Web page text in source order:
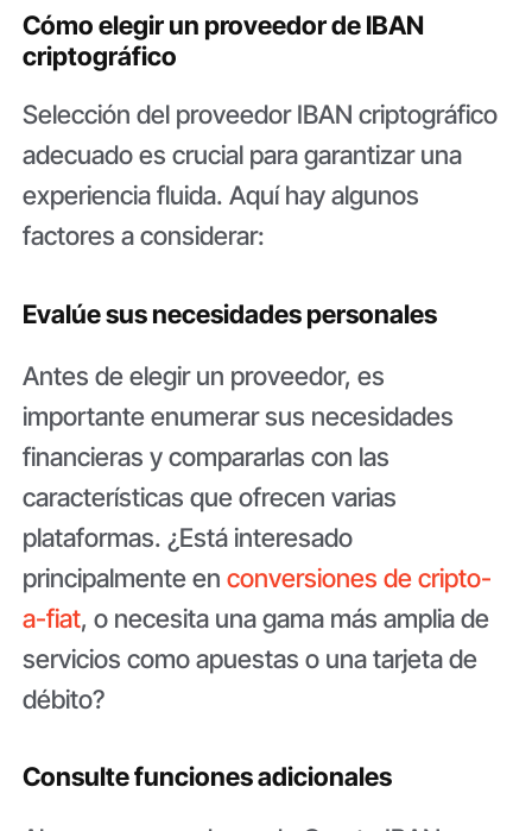
Cómo elegir un proveedor de IBAN
criptográfico
Selección del proveedor IBAN criptográfico
adecuado es crucial para garantizar una
experiencia fluida. Aquí hay algunos
factores a considerar:
Evalúe sus necesidades personales
Antes de elegir un proveedor, es
importante enumerar sus necesidades
financieras y compararlas con las
características que ofrecen varias
plataformas. ¿Está interesado
principalmente enconversiones de cripto-
a-fiat, o necesita una gama más amplia de
servicios como apuestas o una tarjeta de
débito?
Consulte funciones adicionales